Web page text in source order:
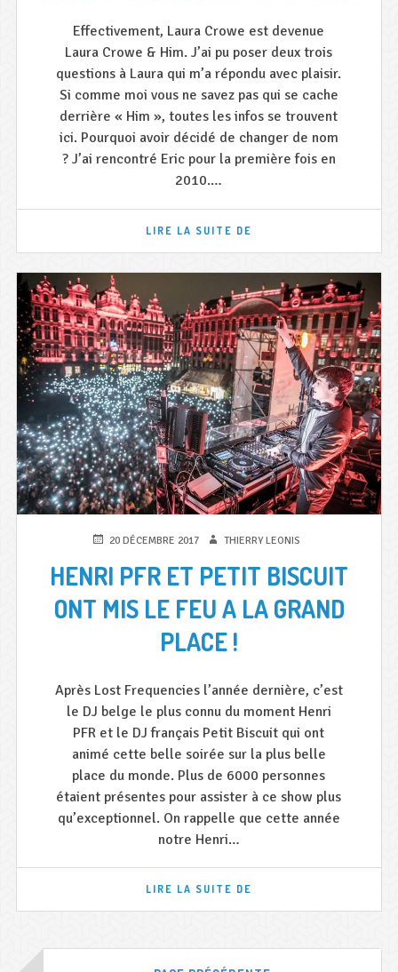
Effectivement, Laura Crowe est devenue
Laura Crowe & Him. J’ai pu poser deux trois
questions à Laura qui m’a répondu avec plaisir.
Si comme moi vous ne savez pas qui se cache
derrière « Him », toutes les infos se trouvent
ici. Pourquoi avoir décidé de changer de nom
? J’ai rencontré Eric pour la première fois en
2010.…
LIRE LA SUITE DE
LA
CHANTEUSE
LAURA
CROWE
PUBLIÉ20 DÉCEMBRE 2017 AUTEUR
THIERRY LEONIS
HENRI PFR ET PETIT BISCUIT
ONT MIS LE FEU A LA GRAND
PLACE !
Après Lost Frequencies l’année dernière, c’est
le DJ belge le plus connu du moment Henri
PFR et le DJ français Petit Biscuit qui ont
animé cette belle soirée sur la plus belle
place du monde. Plus de 6000 personnes
étaient présentes pour assister à ce show plus
qu’exceptionnel. On rappelle que cette année
notre Henri…
LIRE LA SUITE DE
BISCUIT
ONT
Navigation